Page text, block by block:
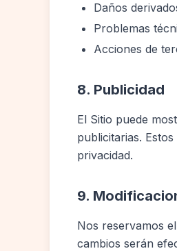
Daños
Problemas
Acciones de
8. Publicidad
El Sitio puede
publicitarias.
privacidad.
9.
Nos reservamos
cambios serán